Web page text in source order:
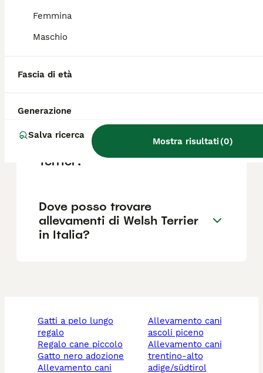
Femmina
Maschio
Fascia di età
Generazione
Salva ricerca
Mostra risultati(0)
Welsh Terrier perde il pelo?
Qual è il carattere del Welsh
Terrier?
Dove posso trovare
allevamenti di Welsh Terrier
in Italia?
gatti a pelo lungo
regalo
regalo cane piccolo
gatto nero adozione
allevamento cani
allevamento cani
ascoli piceno
allevamento cani
trentino-alto
adige/südtirol